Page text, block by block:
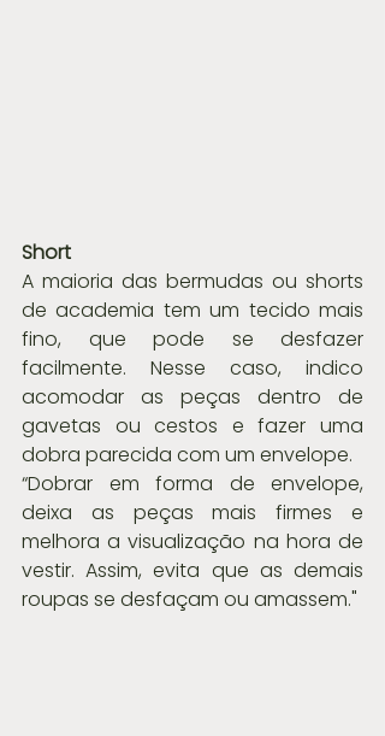
Short
A maioria das bermudas ou shorts
de academia tem um tecido mais
fino, que pode se desfazer
facilmente. Nesse caso, indico
acomodar as peças dentro de
gavetas ou cestos e fazer uma
dobra parecida com um envelope.
“Dobrar em forma de envelope,
deixa as peças mais firmes e
melhora a visualização na hora de
vestir. Assim, evita que as demais
roupas se desfaçam ou amassem."